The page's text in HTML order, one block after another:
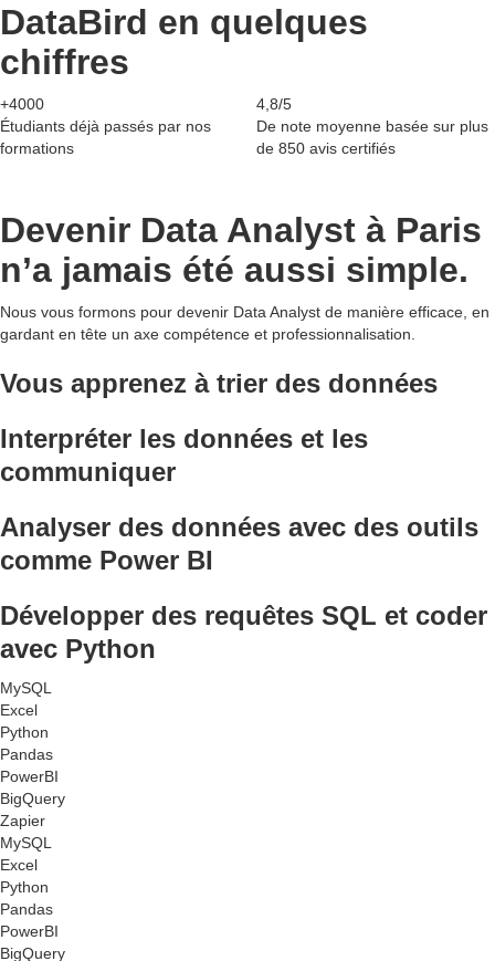
DataBird en quelques
chiffres
+4000
Étudiants déjà passés par nos
formations
4,8/5
De note moyenne basée sur plus
de 850 avis certifiés
Devenir Data Analyst à Paris
n’a jamais été aussi simple.
Nous vous formons pour devenir Data Analyst de manière efficace, en
gardant en tête un axe compétence et professionnalisation.
Vous apprenez à trier des données
Interpréter les données et les
communiquer
Analyser des données avec des outils
comme Power BI
Développer des requêtes SQL et coder
avec Python
MySQL
Excel
Python
Pandas
PowerBI
BigQuery
Zapier
MySQL
Excel
Python
Pandas
PowerBI
BigQuery